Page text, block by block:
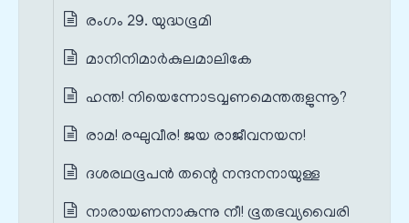
രംഗം 29. യുദ്ധഭൂമി
മാനിനിമാർകുലമാലികേ
ഹന്ത! നിയെന്നോടവ്വണമെന്തരുളുന്നൂ?
രാമ! രഘുവീര! ജയ രാജീവനയന!
ദശരഥഭൂപൻ തന്റെ നന്ദനനായുള്ള
നാരായണനാകുന്നു നീ! ഭൂതഭവ്യവൈരി